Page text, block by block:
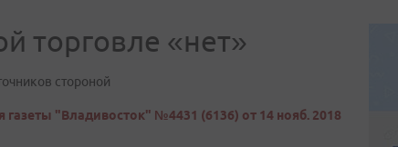
торговле «нет»
стороной
газеты "Владивосток" №4431 (6136) от 14 нояб. 2018